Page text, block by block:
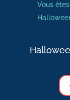
Vous